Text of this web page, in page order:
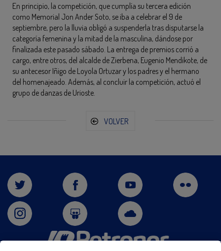
En principio, la competición, que cumplía su tercera edición
como Memorial Jon Ander Soto, se iba a celebrar el 9 de
septiembre, pero la lluvia obligó a suspenderla tras disputarse la
categoría femenina y la mitad de la masculina, dándose por
finalizada este pasado sábado. La entrega de premios corrió a
cargo, entre otros, del alcalde de Zierbena, Eugenio Mendikote, de
su antecesor Iñigo de Loyola Ortuzar y los padres y el hermano
del homenajeado. Además, al concluir la competición, actuó el
grupo de danzas de Urioste.
VOLVER